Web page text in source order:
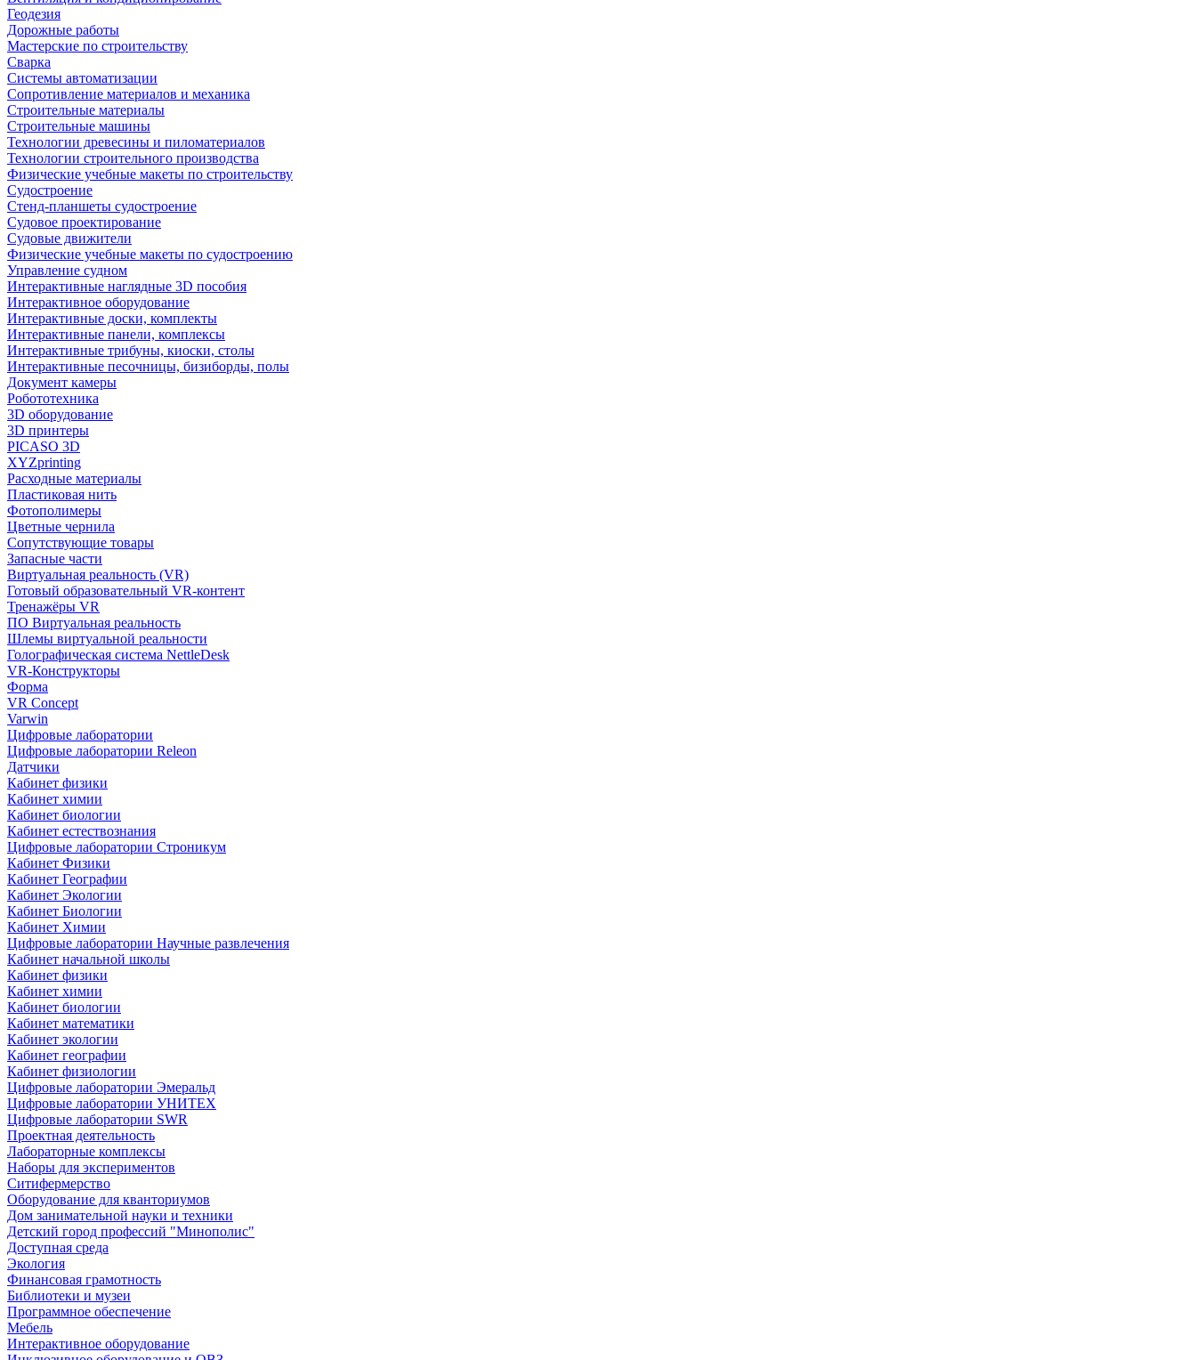
Геодезия
Дорожные работы
Мастерские по строительству
Сварка
Системы автоматизации
Сопротивление материалов и механика
Строительные материалы
Строительные машины
Технологии древесины и пиломатериалов
Технологии строительного производства
Физические учебные макеты по строительству
Судостроение
Стенд-планшеты судостроение
Судовое проектирование
Судовые движители
Физические учебные макеты по судостроению
Управление судном
Интерактивные наглядные 3D пособия
Интерактивное оборудование
Интерактивные доски, комплекты
Интерактивные панели, комплексы
Интерактивные трибуны, киоски, столы
Интерактивные песочницы, бизиборды, полы
Документ камеры
Робототехника
3D оборудование
3D принтеры
PICASO 3D
XYZprinting
Расходные материалы
Пластиковая нить
Фотополимеры
Цветные чернила
Сопутствующие товары
Запасные части
Виртуальная реальность (VR)
Готовый образовательный VR-контент
Тренажёры VR
ПО Виртуальная реальность
Шлемы виртуальной реальности
Голографическая система NettleDesk
VR-Конструкторы
Форма
VR Concept
Varwin
Цифровые лаборатории
Цифровые лаборатории Releon
Датчики
Кабинет физики
Кабинет химии
Кабинет биологии
Кабинет естествознания
Цифровые лаборатории Строникум
Кабинет Физики
Кабинет Географии
Кабинет Экологии
Кабинет Биологии
Кабинет Химии
Цифровые лаборатории Научные развлечения
Кабинет начальной школы
Кабинет физики
Кабинет химии
Кабинет биологии
Кабинет математики
Кабинет экологии
Кабинет географии
Кабинет физиологии
Цифровые лаборатории Эмеральд
Цифровые лаборатории УНИТЕХ
Цифровые лаборатории SWR
Проектная деятельность
Лабораторные комплексы
Наборы для экспериментов
Ситифермерство
Оборудование для кванториумов
Дом занимательной науки и техники
Детский город профессий "Минополис"
Доступная среда
Экология
Финансовая грамотность
Библиотеки и музеи
Программное обеспечение
Мебель
Интерактивное оборудование